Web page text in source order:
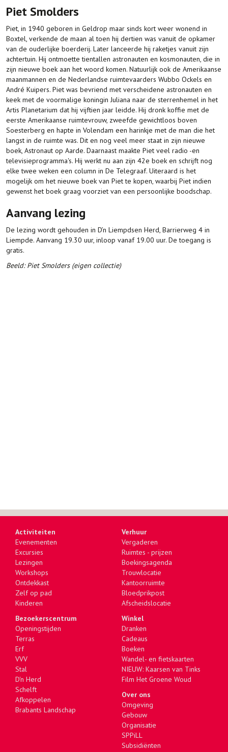
Piet Smolders
Piet, in 1940 geboren in Geldrop maar sinds kort weer wonend in
Boxtel, verkende de maan al toen hij dertien was vanuit de opkamer
van de ouderlijke boerderij. Later lanceerde hij raketjes vanuit zijn
achtertuin. Hij ontmoette tientallen astronauten en kosmonauten, die in
zijn nieuwe boek aan het woord komen. Natuurlijk ook de Amerikaanse
maanmannen en de Nederlandse ruimtevaarders Wubbo Ockels en
André Kuipers. Piet was bevriend met verscheidene astronauten en
keek met de voormalige koningin Juliana naar de sterrenhemel in het
Artis Planetarium dat hij vijftien jaar leidde. Hij dronk koffie met de
eerste Amerikaanse ruimtevrouw, zweefde gewichtloos boven
Soesterberg en hapte in Volendam een harinkje met de man die het
langst in de ruimte was. Dit en nog veel meer staat in zijn nieuwe
boek, Astronaut op Aarde. Daarnaast maakte Piet veel radio -en
televisieprogramma's. Hij werkt nu aan zijn 42e boek en schrijft nog
elke twee weken een column in De Telegraaf. Uiteraard is het
mogelijk om het nieuwe boek van Piet te kopen, waarbij Piet indien
gewenst het boek graag voorziet van een persoonlijke boodschap.
Aanvang lezing
De lezing wordt gehouden in D’n Liempdsen Herd, Barrierweg 4 in
Liempde. Aanvang 19.30 uur, inloop vanaf 19.00 uur. De toegang is
gratis.
Beeld: Piet Smolders (eigen collectie)
Activiteiten
Evenementen
Excursies
Lezingen
Workshops
Ontdekkast
Zelf op pad
Kinderen
Verhuur
Vergaderen
Ruimtes - prijzen
Boekingsagenda
Trouwlocatie
Kantoorruimte
Bloedprikpost
Afscheidslocatie
Bezoekerscentrum
Openingstijden
Terras
Erf
VVV
Stal
D'n Herd
Schelft
Afkoppelen
Brabants Landschap
Winkel
Dranken
Cadeaus
Boeken
Wandel- en fietskaarten
NIEUW: Kaarsen van Tinks
Film Het Groene Woud
Over ons
Omgeving
Gebouw
Organisatie
SPPiLL
Subsidiënten